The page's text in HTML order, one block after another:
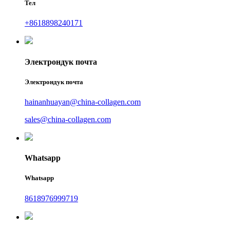
Тел
+8618898240171
Электрондук почта
Электрондук почта
hainanhuayan@china-collagen.com
sales@china-collagen.com
Whatsapp
Whatsapp
8618976999719